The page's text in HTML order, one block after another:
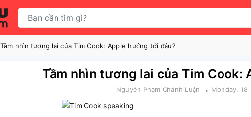
Tầm nhìn tương lai của Tim Cook: Apple hướng tới đâu?
Tầm nhìn tương lai của Tim Cook:
Nguyễn Phạm Chánh Luận Monday, 18